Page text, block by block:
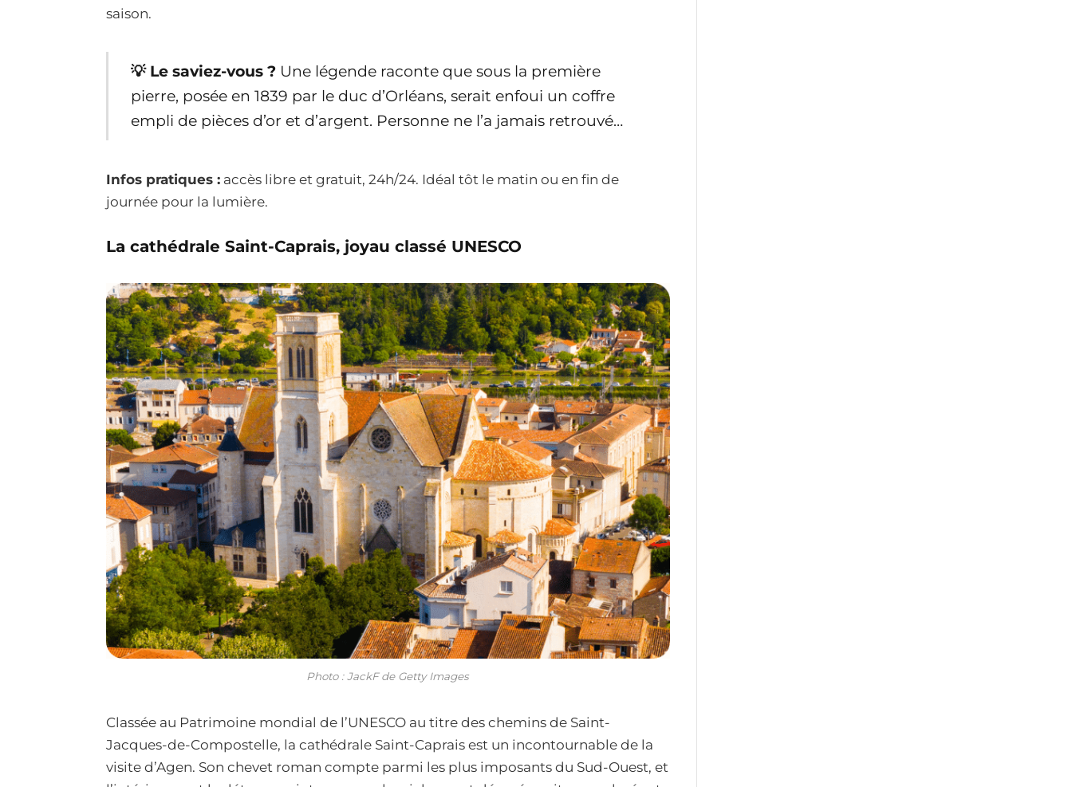
saison.
💡 Le saviez-vous ?Une légende raconte que sous la première
pierre, posée en 1839 par le duc d’Orléans, serait enfoui un coffre
empli de pièces d’or et d’argent. Personne ne l’a jamais retrouvé…
Infos pratiques : accès libre et gratuit, 24h/24. Idéal tôt le matin ou en fin de
journée pour la lumière.
La cathédrale Saint-Caprais, joyau classé UNESCO
Photo : JackF de Getty Images
Classée au Patrimoine mondial de l’UNESCO au titre des chemins de Saint-
Jacques-de-Compostelle, la cathédrale Saint-Caprais est un incontournable de la
visite d’Agen. Son chevet roman compte parmi les plus imposants du Sud-Ouest, et